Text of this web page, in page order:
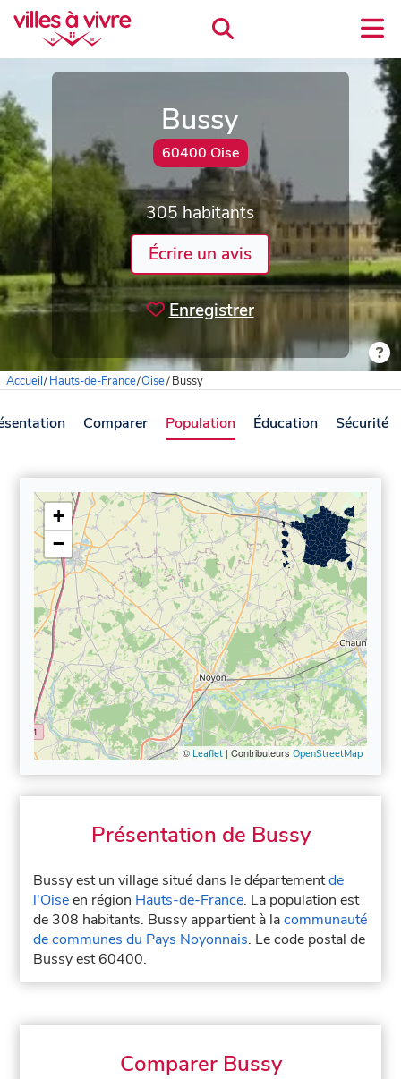
Bussy
60400 Oise
305 habitants
Écrire un avis
Enregistrer
Accueil/Hauts-de-France/Oise/Bussy
Comparer Population Éducation Sécurité
+
−
© Leaflet| Contributeurs OpenStreetMap
Présentation de Bussy
Bussy est un village situé dans le départementde
l'Oiseen région Hauts-de-France. La population est
de 308 habitants. Bussy appartient à lacommunauté
de communes du Pays Noyonnais. Le code postal de
Bussy est 60400.
Comparer Bussy